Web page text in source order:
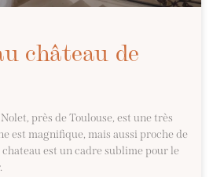
château de
près de Toulouse, est une très
est magnifique, mais aussi proche de
chateau est un cadre sublime pour le